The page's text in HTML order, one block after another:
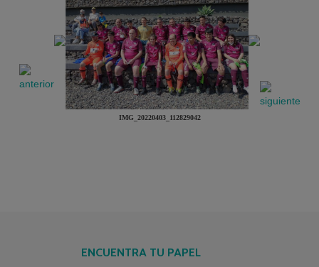
IMG_20220403_112829042
ENCUENTRA TU PAPEL